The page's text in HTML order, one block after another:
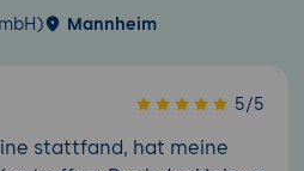
Mannheim
5/5
stattfand, hat meine